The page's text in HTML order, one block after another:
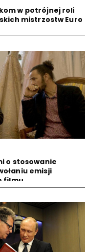
w potrójnej roli
mistrzostw Euro
o stosowanie
emisji
filmu